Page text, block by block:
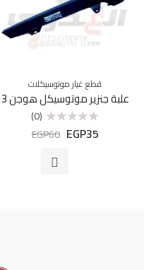
قطع غيار موتوسيكلات
علبة جنزير موتوسيكل هوجن 3
التقييم
(0)
EGP35
EGP60